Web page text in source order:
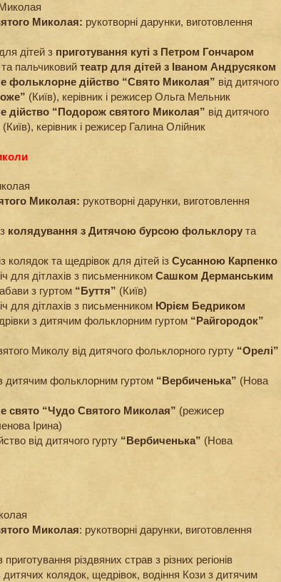
Миколая: рукотворні дарунки, виготовлення
дітей з приготування куті з Петром Гончаром
та пальчиковий театр для дітей з Іваном Андрусяком
фольклорне дійство “Свято Миколая” від дитячого
(Київ), керівник і режисер Ольга Мельник
дійство “Подорож святого Миколая” від дитячого
(Київ), керівник і режисер Галина Олійник
Миколая: рукотворні дарунки, виготовлення
колядування з Дитячою бурсою фольклору та
та щедрівок для дітей із Сусанною Карпенко
для дітлахів з письменником Сашком Дерманським
з гуртом “Буття” (Київ)
для дітлахів з письменником Юрієм Бедриком
з дитячим фольклорним гуртом “Райгородок”
Миколу від дитячого фольклорного гурту “Орелі”
дитячим фольклорним гуртом “Вербиченька” (Нова
свято “Чудо Святого Миколая” (режисер
Ірина)
від дитячого гурту “Вербиченька” (Нова
Миколая: рукотворні дарунки, виготовлення
різдвяних страв з різних регіонів
колядок, щедрівок, водіння Кози з дитячим